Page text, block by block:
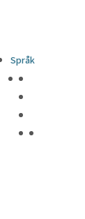
Språk